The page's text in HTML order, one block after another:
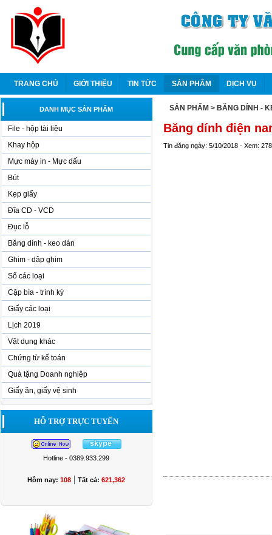
TRANG CHỦ GIỚI THIỆU TIN TỨC SẢN PHẨM DỊCH VỤ
DANH MỤC SẢN PHẨM
File - hộp tài liệu
Khay hộp
Mực máy in - Mực dấu
Bút
Kẹp giấy
Đĩa CD - VCD
Đục lỗ
Băng dính - keo dán
Ghim - dập ghim
Sổ các loại
Cặp bìa - trình ký
Giấy các loại
Lịch 2019
Vật dụng khác
Chứng từ kế toán
Quà tặng Doanh nghiệp
Giấy ăn, giấy vệ sinh
HỖ TRỢ TRỰC TUYẾN
Hotline - 0389.933.299
Hôm nay: 108 | Tất cả: 621,362
SẢN PHẨM > BĂNG DÍNH -
Băng dính điện
Tin đăng ngày: 5/10/2018 - Xem: